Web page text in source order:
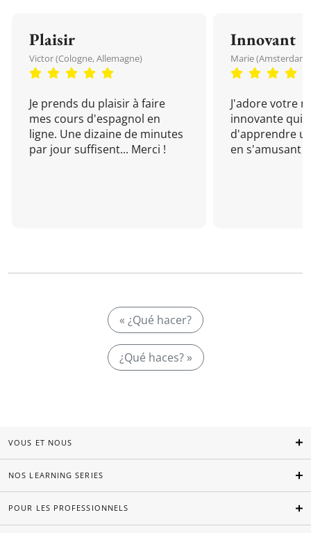
Plaisir
Victor (Cologne, Allemagne)
Je prends du plaisir à faire
mes cours d'espagnol en
ligne. Une dizaine de minutes
par jour suffisent... Merci !
Innovant
Marie (Amsterdam,
J'adore votre
innovante qui
d'apprendre
en s'amusant !
« ¿Qué hacer?
¿Qué haces? »
VOUS ET NOUS
NOS LEARNING SERIES
POUR LES PROFESSIONNELS